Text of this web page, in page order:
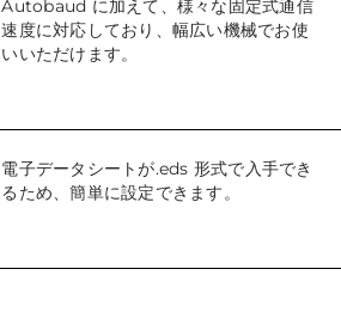
Autobaud に加えて、様々な固定式通信
速度に対応しており、幅広い機械でお使
いいただけます。
電子データシートが.eds 形式で入手でき
るため、簡単に設定できます。